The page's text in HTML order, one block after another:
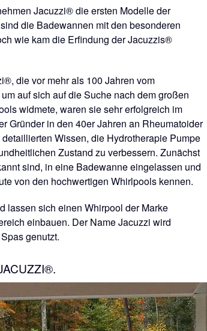
Jacuzzi® die ersten Modelle der
die Badewannen mit den besonderen
wie kam die Erfindung der Jacuzzis®
die vor mehr als 100 Jahren vom
auf sich auf die Suche nach dem großen
widmete, waren sie sehr erfolgreich im
Gründer in den 40er Jahren an Rheumatoider
Wissen, die Hydrotherapie Pumpe
Zustand zu verbessern. Zunächst
sind, in eine Badewanne eingelassen und
von den hochwertigen Whirlpools kennen.
lassen sich einen Whirpool der Marke
einbauen. Der Name Jacuzzi wird
genutzt.